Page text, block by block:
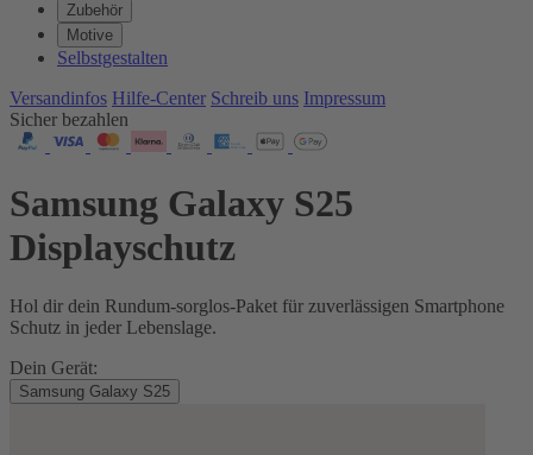
Zubehör
Motive
Selbstgestalten
Versandinfos Hilfe-Center Schreib uns Impressum
Sicher bezahlen
Samsung Galaxy S25
Displayschutz
Hol dir dein Rundum-sorglos-Paket für zuverlässigen Smartphone
Schutz in jeder Lebenslage.
Dein Gerät:
Samsung Galaxy S25